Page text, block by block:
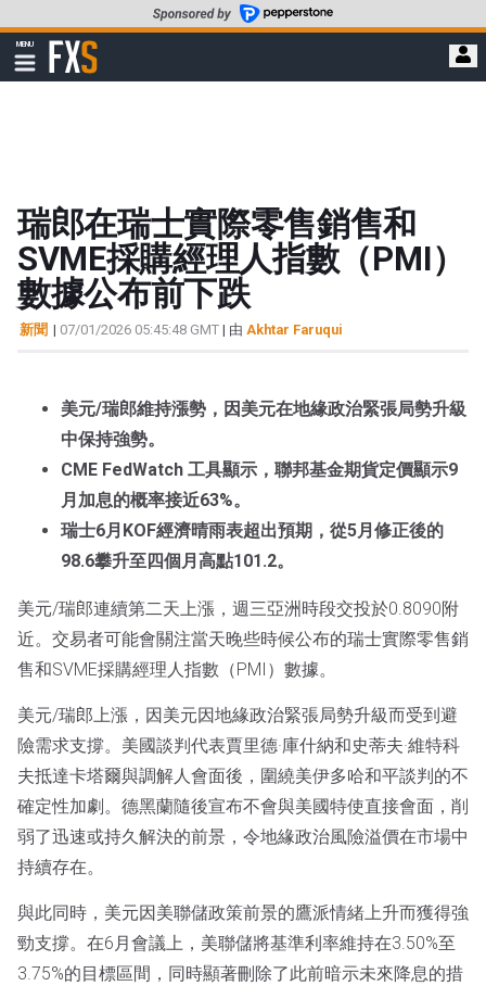
至
要
MENU
顯
示
FXStreet
瑞郎在瑞士實際零售銷售和
SVME採購經理人指數（PMI）
數據公布前下跌
新聞 | 07/01/2026 05:45:48 GMT | 由 Akhtar Faruqui
美元/瑞郎維持漲勢，因美元在地緣政治緊張局勢升級
中保持強勢。
CME FedWatch 工具顯示，聯邦基金期貨定價顯示9
月加息的概率接近63%。
瑞士6月KOF經濟晴雨表超出預期，從5月修正後的
98.6攀升至四個月高點101.2。
美元/瑞郎連續第二天上漲，週三亞洲時段交投於0.8090附
近。交易者可能會關注當天晚些時候公布的瑞士實際零售銷
售和SVME採購經理人指數（PMI）數據。
美元/瑞郎上漲，因美元因地緣政治緊張局勢升級而受到避
險需求支撐。美國談判代表賈里德·庫什納和史蒂夫·維特科
夫抵達卡塔爾與調解人會面後，圍繞美伊多哈和平談判的不
確定性加劇。德黑蘭隨後宣布不會與美國特使直接會面，削
弱了迅速或持久解決的前景，令地緣政治風險溢價在市場中
持續存在。
與此同時，美元因美聯儲政策前景的鷹派情緒上升而獲得強
勁支撐。在6月會議上，美聯儲將基準利率維持在3.50%至
3.75%的目標區間，同時顯著刪除了此前暗示未來降息的措